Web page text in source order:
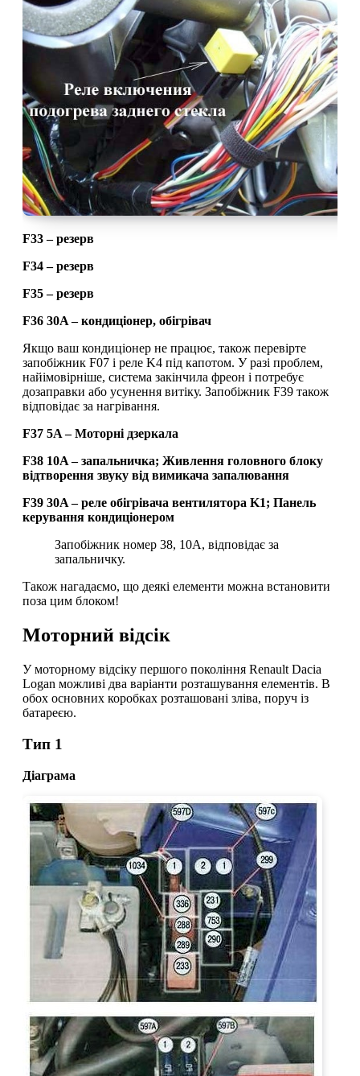
F33 – резерв
F34 – резерв
F35 – резерв
F36 30A – кондиціонер, обігрівач
Якщо ваш кондиціонер не працює, також перевірте
запобіжник F07 і реле K4 під капотом. У разі проблем,
найімовірніше, система закінчила фреон і потребує
дозаправки або усунення витіку. Запобіжник F39 також
відповідає за нагрівання.
F37 5A – Моторні дзеркала
F38 10A – запальничка; Живлення головного блоку
відтворення звуку від вимикача запалювання
F39 30A – реле обігрівача вентилятора K1; Панель
керування кондиціонером
Запобіжник номер 38, 10A, відповідає за
запальничку.
Також нагадаємо, що деякі елементи можна встановити
поза цим блоком!
Моторний відсік
У моторному відсіку першого покоління Renault Dacia
Logan можливі два варіанти розташування елементів. В
обох основних коробках розташовані зліва, поруч із
батареєю.
Тип 1
Діаграма